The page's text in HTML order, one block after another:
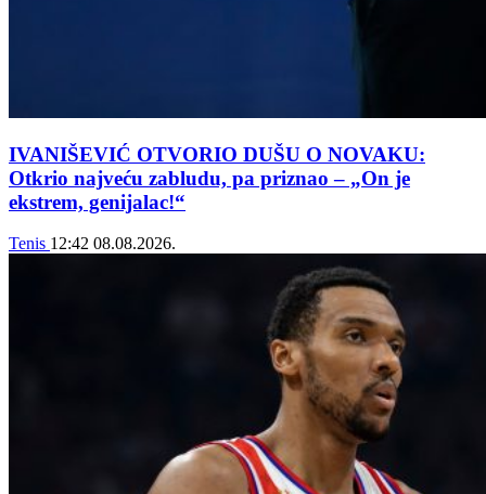
IVANIŠEVIĆ OTVORIO DUŠU O NOVAKU:
Otkrio najveću zabludu, pa priznao – „On je
ekstrem, genijalac!“
Tenis 12:42 08.08.2026.